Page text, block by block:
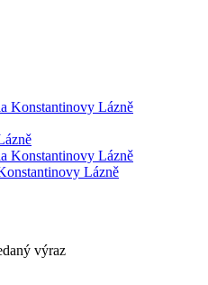
Lázně
výraz